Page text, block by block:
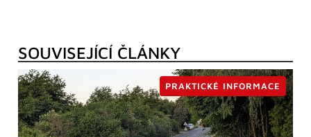
SOUVISEJÍCÍ ČLÁNKY
PRAKTICKÉ INFORMACE